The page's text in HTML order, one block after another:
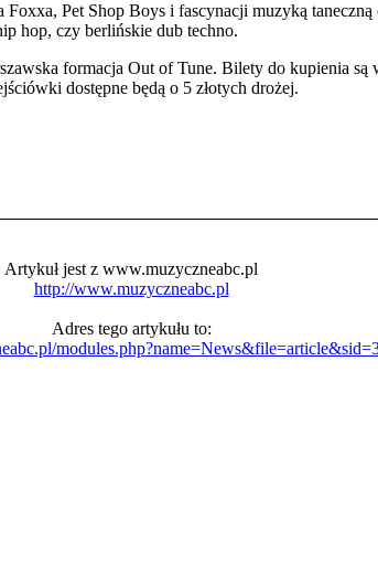
Foxxa, Pet Shop Boys i fascynacji muzyką taneczną
hop, czy berlińskie dub techno.
formacja Out of Tune. Bilety do kupienia są
dostępne będą o 5 złotych drożej.
Artykuł jest z www.muzyczneabc.pl
http://www.muzyczneabc.pl
Adres tego artykułu to: